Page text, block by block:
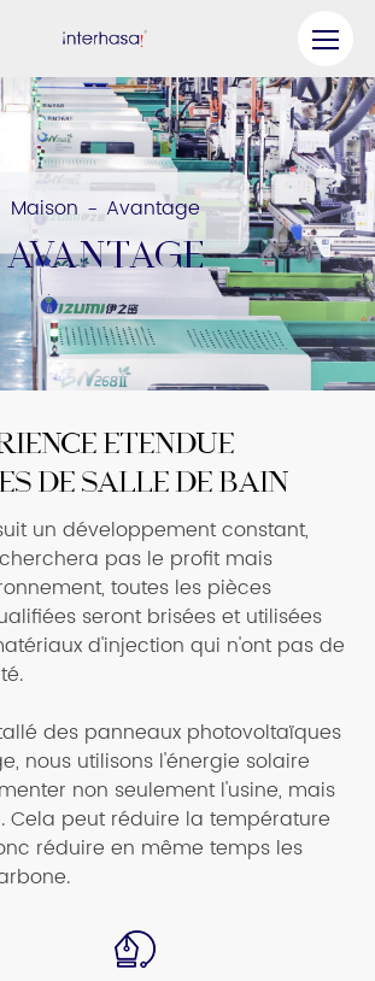
Maison - Avantage
AVANTAGE
ÉTENDUE
DE SALLE DE BAIN
un développement constant,
pas le profit mais
toutes les pièces
seront brisées et utilisées
d'injection qui n'ont pas de
des panneaux photovoltaïques
nous utilisons l'énergie solaire
non seulement l'usine, mais
Cela peut réduire la température
réduire en même temps les